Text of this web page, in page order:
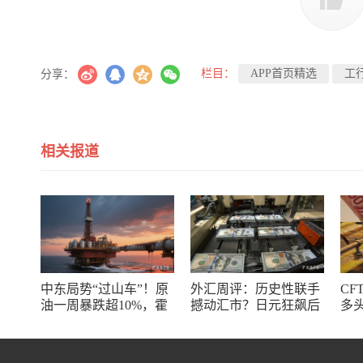
分享： 栏目： APP首页精选 工
相关报道
中东局势“过山车”！原
油一周暴跌超10%，霍
变数
外汇周评：历史性联手
撼动汇市？日元狂飙后
美元刷新七周低点
多